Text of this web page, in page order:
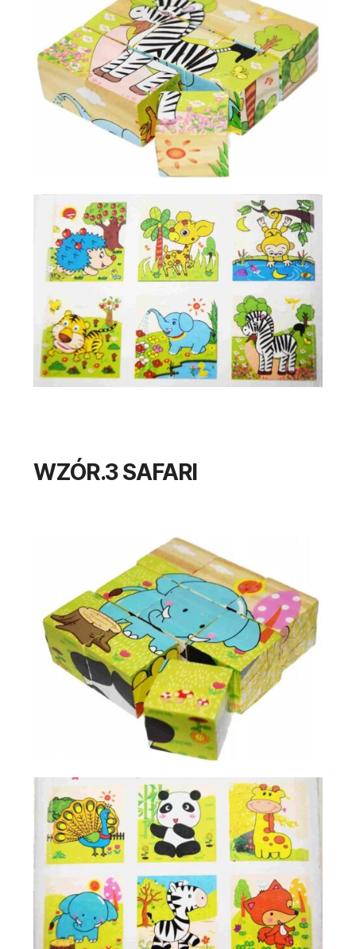
WZÓR.3 SAFARI